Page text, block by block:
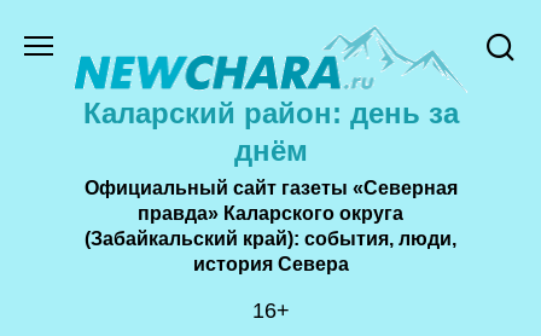
содержанию
Каларский район: день за
днём
Официальный сайт газеты «Северная
правда» Каларского округа
(Забайкальский край): события, люди,
история Cевера
16+